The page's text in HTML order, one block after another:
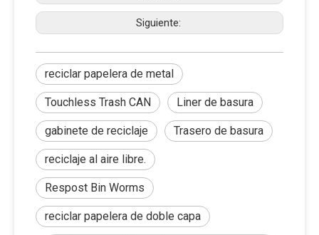
Siguiente:
reciclar papelera de metal
Touchless Trash CAN Liner de basura
gabinete de reciclaje Trasero de basura
reciclaje al aire libre.
Respost Bin Worms
reciclar papelera de doble capa